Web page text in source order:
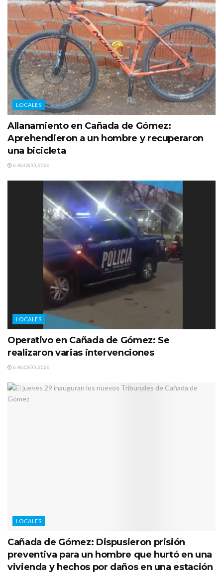
LOCALES
Allanamiento en Cañada de Gómez:
Aprehendieron a un hombre y recuperaron
una bicicleta
6 AGOSTO, 2026
LOCALES
Operativo en Cañada de Gómez: Se
realizaron varias intervenciones
6 AGOSTO, 2026
LOCALES
Cañada de Gómez: Dispusieron prisión
preventiva para un hombre que hurtó en una
vivienda y hechos por daños en una estación